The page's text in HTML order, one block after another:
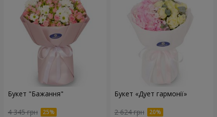
Букет "Бажання"
4 345 грн
Букет «Дует гармонії»
2 624 грн